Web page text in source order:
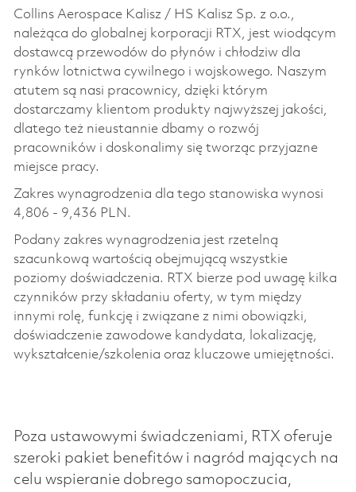
Collins Aerospace Kalisz / HS Kalisz Sp. z o.o.,
należąca do globalnej korporacji RTX, jest wiodącym
dostawcą przewodów do płynów i chłodziw dla
rynków lotnictwa cywilnego i wojskowego. Naszym
atutem są nasi pracownicy, dzięki którym
dostarczamy klientom produkty najwyższej jakości,
dlatego też nieustannie dbamy o rozwój
pracowników i doskonalimy się tworząc przyjazne
miejsce pracy.
Zakres wynagrodzenia dla tego stanowiska wynosi
4,806 - 9,436 PLN.
Podany zakres wynagrodzenia jest rzetelną
szacunkową wartością obejmującą wszystkie
poziomy doświadczenia. RTX bierze pod uwagę kilka
czynników przy składaniu oferty, w tym między
innymi rolę, funkcję i związane z nimi obowiązki,
doświadczenie zawodowe kandydata, lokalizację,
wykształcenie/szkolenia oraz kluczowe umiejętności.
Poza ustawowymi świadczeniami, RTX oferuje
szeroki pakiet benefitów i nagród mających na
celu wspieranie dobrego samopoczucia,